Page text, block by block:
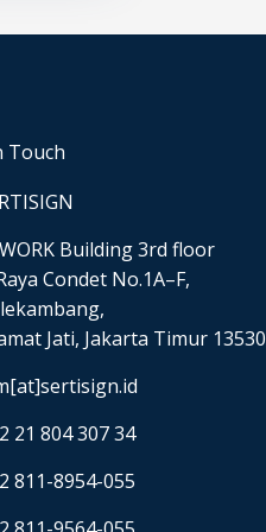
Touch
Building 3rd floor
Condet No.1A–F,
Jati, Jakarta Timur 13530
21 804 307 34
811-8954-055